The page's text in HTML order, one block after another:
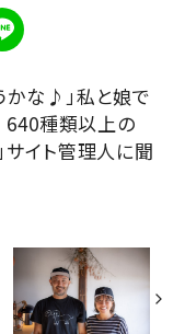
かな♪」私と娘で
種類以上の
サイト管理人に聞